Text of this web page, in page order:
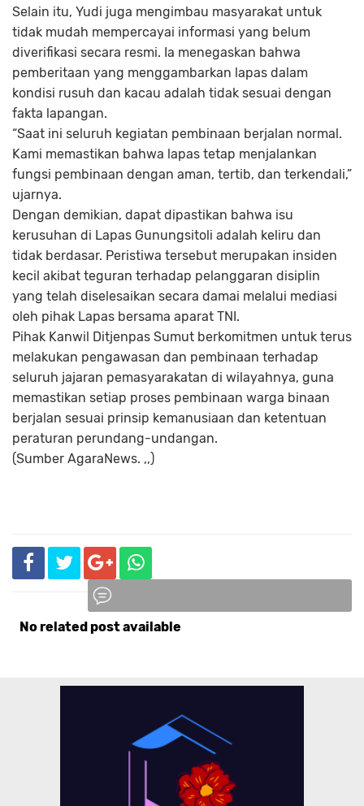
Selain itu, Yudi juga mengimbau masyarakat untuk
tidak mudah mempercayai informasi yang belum
diverifikasi secara resmi. Ia menegaskan bahwa
pemberitaan yang menggambarkan lapas dalam
kondisi rusuh dan kacau adalah tidak sesuai dengan
fakta lapangan.
“Saat ini seluruh kegiatan pembinaan berjalan normal.
Kami memastikan bahwa lapas tetap menjalankan
fungsi pembinaan dengan aman, tertib, dan terkendali,”
ujarnya.
Dengan demikian, dapat dipastikan bahwa isu
kerusuhan di Lapas Gunungsitoli adalah keliru dan
tidak berdasar. Peristiwa tersebut merupakan insiden
kecil akibat teguran terhadap pelanggaran disiplin
yang telah diselesaikan secara damai melalui mediasi
oleh pihak Lapas bersama aparat TNI.
Pihak Kanwil Ditjenpas Sumut berkomitmen untuk terus
melakukan pengawasan dan pembinaan terhadap
seluruh jajaran pemasyarakatan di wilayahnya, guna
memastikan setiap proses pembinaan warga binaan
berjalan sesuai prinsip kemanusiaan dan ketentuan
peraturan perundang-undangan.
(Sumber AgaraNews. ,,)
No related post available